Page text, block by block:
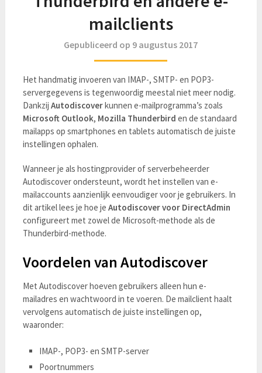
mailclients
Gepubliceerd op 9 augustus 2017
Het handmatig invoeren van IMAP-, SMTP- en POP3-
servergegevens is tegenwoordig meestal niet meer nodig.
Dankzij Autodiscoverkunnen e-mailprogramma’s zoals
Microsoft Outlook, Mozilla Thunderbird en de standaard
mailapps op smartphones en tablets automatisch de juiste
instellingen ophalen.
Wanneer je als hostingprovider of serverbeheerder
Autodiscover ondersteunt, wordt het instellen van e-
mailaccounts aanzienlijk eenvoudiger voor je gebruikers. In
dit artikel lees je hoe je Autodiscover voor DirectAdmin
configureert met zowel de Microsoft-methode als de
Thunderbird-methode.
Voordelen van Autodiscover
Met Autodiscover hoeven gebruikers alleen hun e-
mailadres en wachtwoord in te voeren. De mailclient haalt
vervolgens automatisch de juiste instellingen op,
waaronder:
IMAP-, POP3- en SMTP-server
Poortnummers